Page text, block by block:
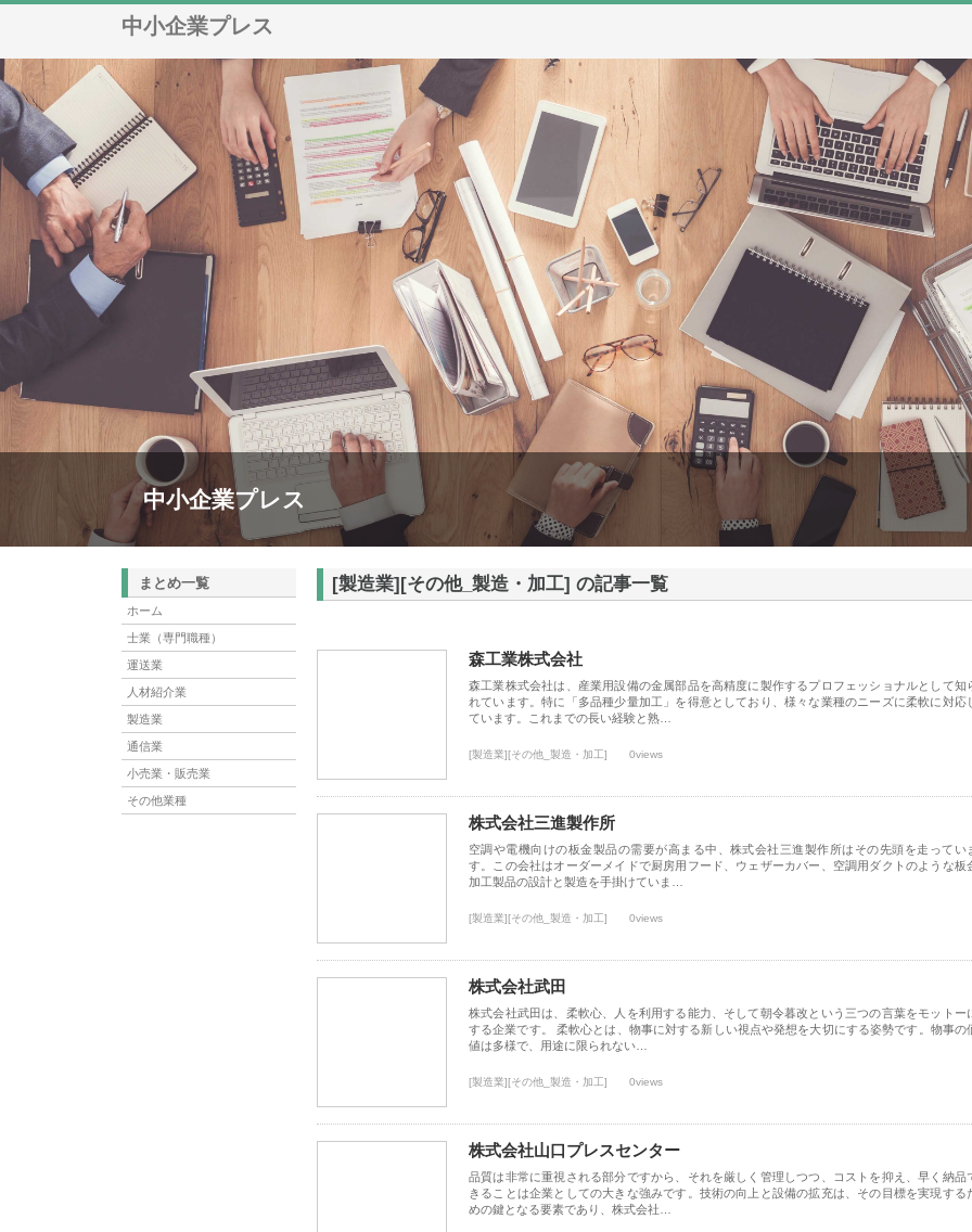
中小企業プレス
中小企業プレス
まとめ一覧
ホーム
士業（専門職種）
運送業
人材紹介業
製造業
通信業
小売業・販売業
その他業種
[製造業][その他_製造・加工] の記事一覧
森工業株式会社
森工業株式会社は、産業用設備の金属部品を高精度に製作するプロフェッショナルとして知
れています。特に「多品種少量加工」を得意としており、様々な業種のニーズに柔軟に対応
ています。これまでの長い経験と熟…
[製造業][その他_製造・加工] 0views
株式会社三進製作所
空調や電機向けの板金製品の需要が高まる中、株式会社三進製作所はその先頭を走ってい
す。この会社はオーダーメイドで厨房用フード、ウェザーカバー、空調用ダクトのような板
加工製品の設計と製造を手掛けていま…
[製造業][その他_製造・加工] 0views
株式会社武田
株式会社武田は、柔軟心、人を利用する能力、そして朝令暮改という三つの言葉をモットー
する企業です。 柔軟心とは、物事に対する新しい視点や発想を大切にする姿勢です。物事の
値は多様で、用途に限られない…
[製造業][その他_製造・加工] 0views
株式会社山口プレスセンター
品質は非常に重視される部分ですから、それを厳しく管理しつつ、コストを抑え、早く納品
きることは企業としての大きな強みです。技術の向上と設備の拡充は、その目標を実現する
めの鍵となる要素であり、株式会社…